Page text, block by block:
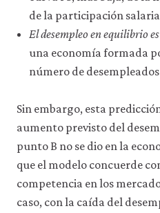
de la participación
El desempleo en equilibrio
una economía formada
número de desempleados
Sin embargo, esta
aumento previsto del
punto B no se dio en la
que el modelo concuerde
competencia en los
caso, con la caída del